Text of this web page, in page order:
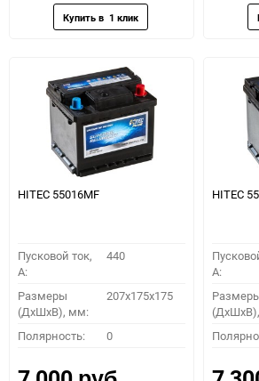
HITEC 55016MF
Пусковой ток,
A:
440
Размеры
(ДхШхВ), мм:
207x175x175
Полярность: 0
HITEC
A: